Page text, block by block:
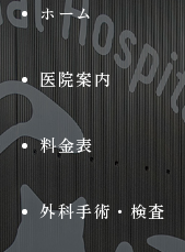
ホーム
医院案内
料金表
外科手術・検査